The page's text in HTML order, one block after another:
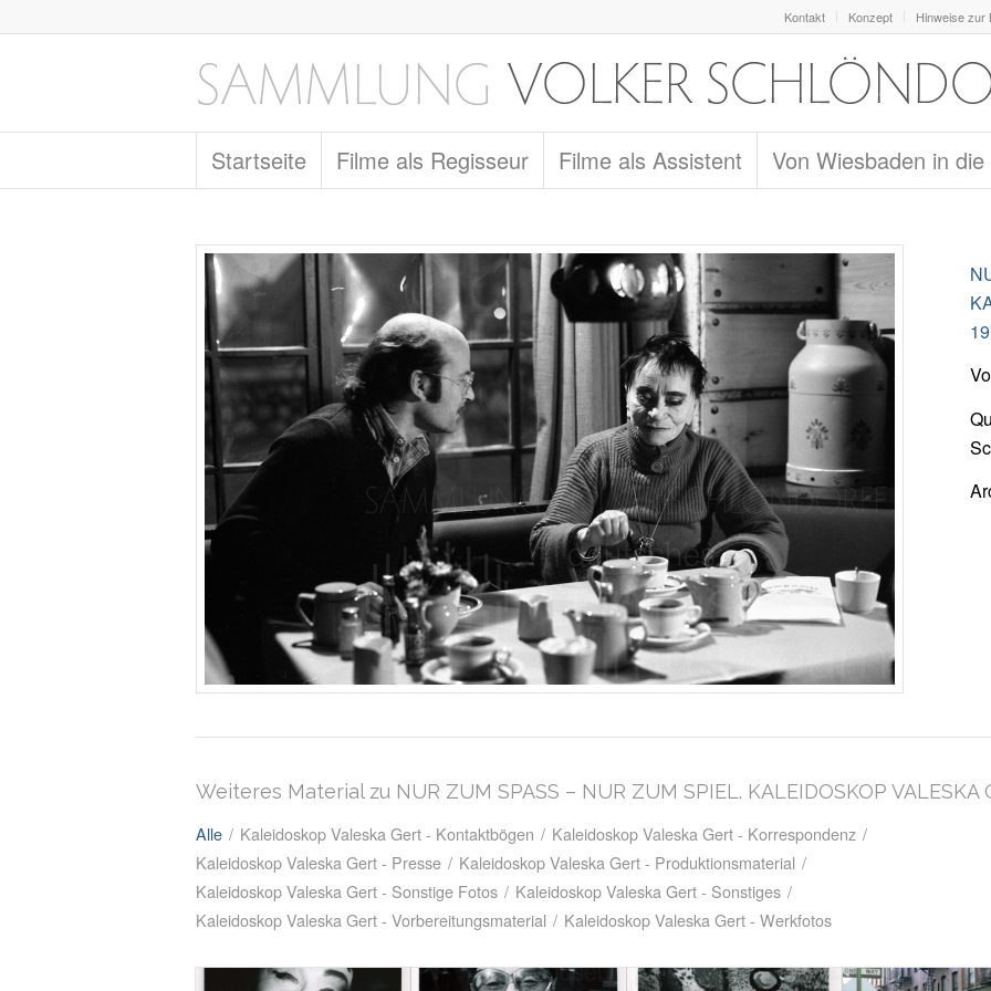
Kontakt Konzept Hinweise zur
Startseite Filme als Regisseur Filme als Assistent Von Wiesbaden in die
Weiteres Material zu NUR ZUM SPASS – NUR ZUM SPIEL. KALEIDOSKOP VALESKA
Alle / Kaleidoskop Valeska Gert - Kontaktbögen / Kaleidoskop Valeska Gert - Korrespondenz /
Kaleidoskop Valeska Gert - Presse / Kaleidoskop Valeska Gert - Produktionsmaterial /
Kaleidoskop Valeska Gert - Sonstige Fotos / Kaleidoskop Valeska Gert - Sonstiges /
Kaleidoskop Valeska Gert - Vorbereitungsmaterial / Kaleidoskop Valeska Gert - Werkfotos